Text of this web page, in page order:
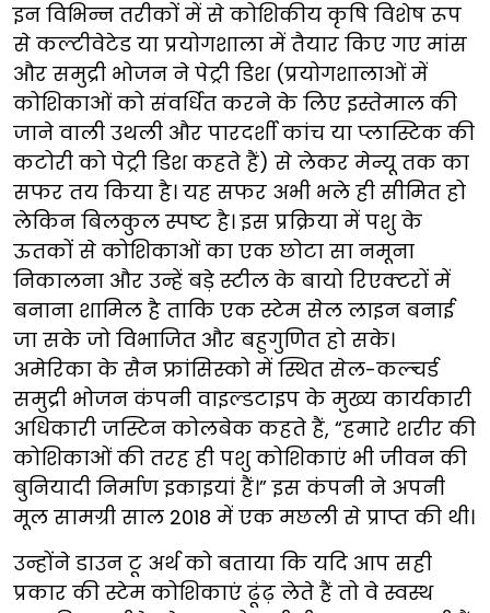
इन विभिन्न तरीकों में से कोशिकीय कृषि विशेष रूप
से कल्टीवेटेड या प्रयोगशाला में तैयार किए गए मांस
और समुद्री भोजन ने पेट्री डिश (प्रयोगशालाओं में
कोशिकाओं को संवर्धित करने के लिए इस्तेमाल की
जाने वाली उथली और पारदर्शी कांच या प्लास्टिक की
कटोरी को पेट्री डिश कहते हैं) से लेकर मेन्यू तक का
सफर तय किया है। यह सफर अभी भले ही सीमित हो
लेकिन बिलकुल स्पष्ट है। इस प्रक्रिया में पशु के
ऊतकों से कोशिकाओं का एक छोटा सा नमूना
निकालना और उन्हें बड़े स्टील के बायो रिएक्टरों में
बनाना शामिल है ताकि एक स्टेम सेल लाइन बनाई
जा सके जो विभाजित और बहुगुणित हो सके।
अमेरिका के सैन फ्रांसिस्को में स्थित सेल-कल्चर्ड
समुद्री भोजन कंपनी वाइल्डटाइप के मुख्य कार्यकारी
अधिकारी जस्टिन कोलबेक कहते हैं, “हमारे शरीर की
कोशिकाओं की तरह ही पशु कोशिकाएं भी जीवन की
बुनियादी निर्माण इकाइयां हैं।” इस कंपनी ने अपनी
मूल सामग्री साल 2018 में एक मछली से प्राप्त की थी।
उन्होंने डाउन टू अर्थ को बताया कि यदि आप सही
प्रकार की स्टेम कोशिकाएं ढूंढ़ लेते हैं तो वे स्वस्थ